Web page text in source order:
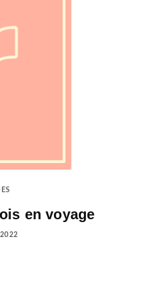
en voyage